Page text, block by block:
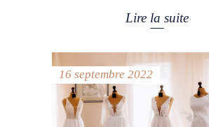
Lire la suite
16 septembre 2022